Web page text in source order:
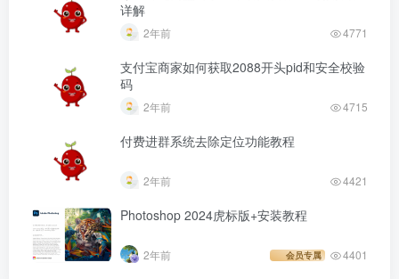
详解
2年前 4771
支付宝商家如何获取2088开头pid和安全校验
码
2年前 4715
付费进群系统去除定位功能教程
2年前 4421
Photoshop 2024虎标版+安装教程
2年前 会员专属 4401